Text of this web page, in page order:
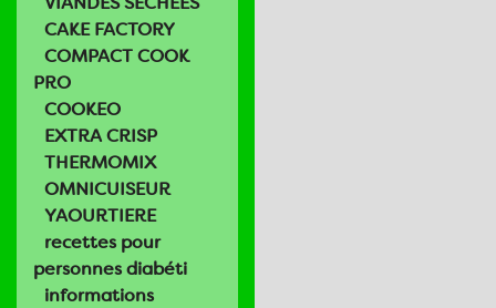
CAKE FACTORY
COMPACT COOK
PRO
COOKEO
EXTRA CRISP
THERMOMIX
OMNICUISEUR
YAOURTIERE
recettes pour
personnes diabéti
informations